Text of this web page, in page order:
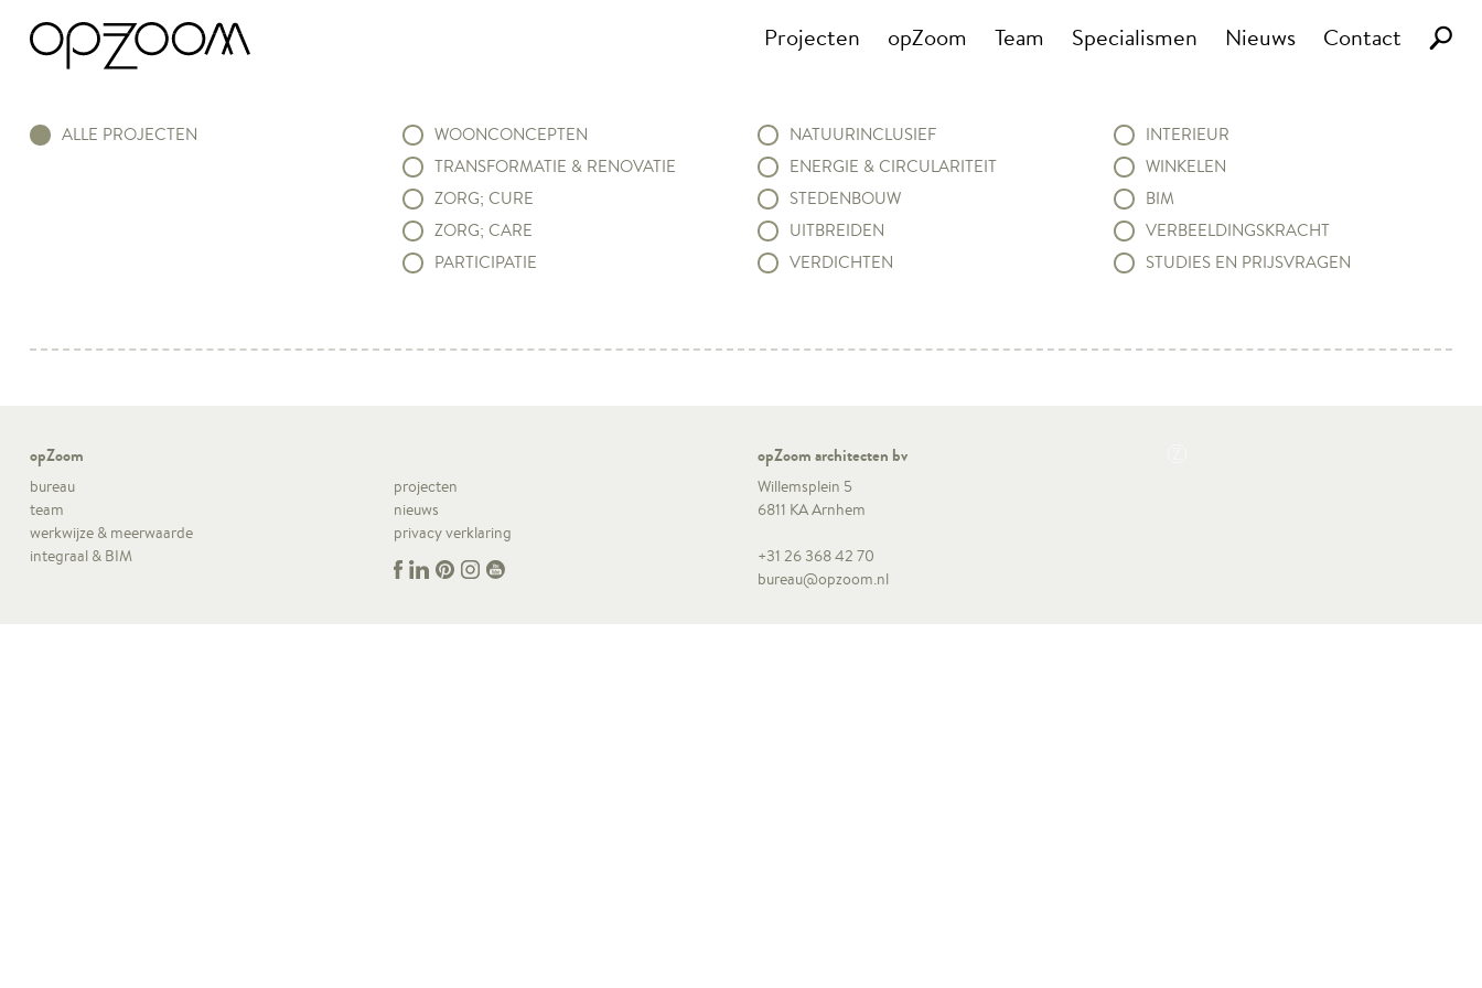
Projecten opZoom Team Specialismen Nieuws Contact
ALLE PROJECTEN
WOONCONCEPTEN
TRANSFORMATIE & RENOVATIE
ZORG; CURE
ZORG; CARE
PARTICIPATIE
NATUURINCLUSIEF
ENERGIE & CIRCULARITEIT
STEDENBOUW
UITBREIDEN
VERDICHTEN
INTERIEUR
WINKELEN
BIM
VERBEELDINGSKRACHT
STUDIES EN PRIJSVRAGEN
opZoom
bureau
projecten
team
nieuws
werkwijze & meerwaarde
privacy verklaring
integraal & BIM
opZoom architecten bv
Willemsplein 5
6811 KA Arnhem
+31 26 368 42 70
bureau@opzoom.nl